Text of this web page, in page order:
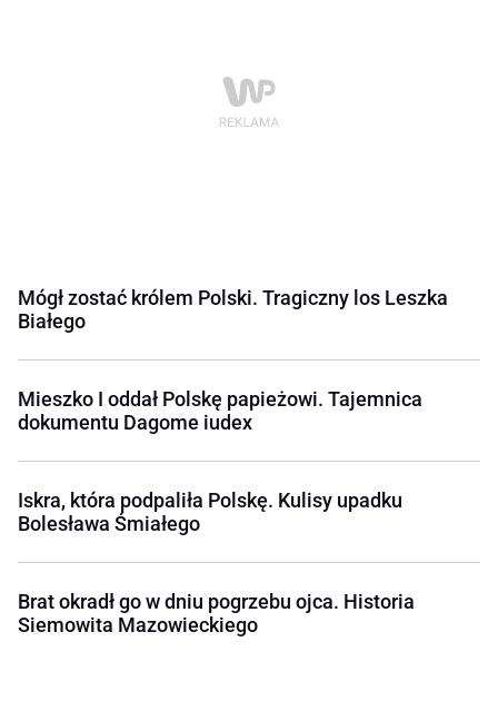
Mógł zostać królem Polski. Tragiczny los Leszka
Białego
Mieszko I oddał Polskę papieżowi. Tajemnica
dokumentu Dagome iudex
Iskra, która podpaliła Polskę. Kulisy upadku
Bolesława Śmiałego
Brat okradł go w dniu pogrzebu ojca. Historia
Siemowita Mazowieckiego